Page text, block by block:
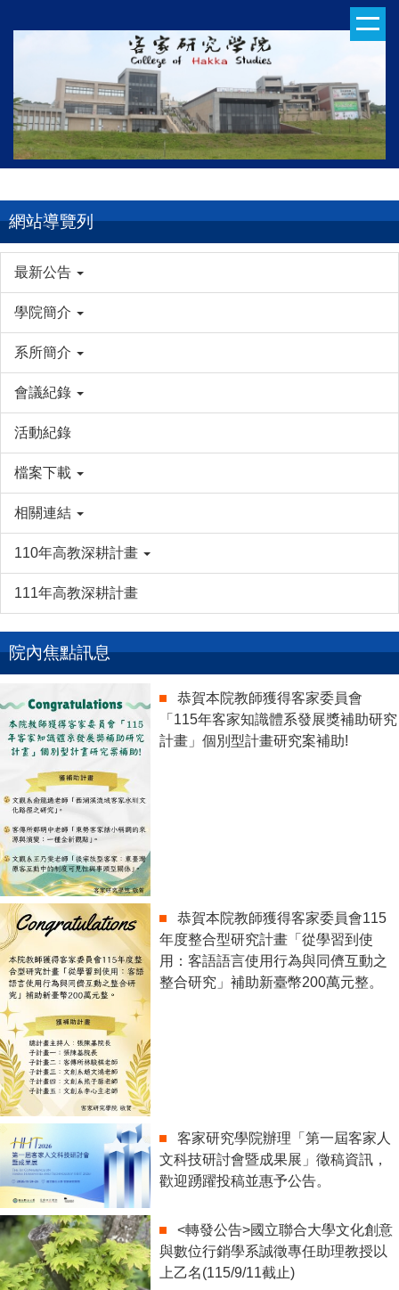
到
內
容
區
網站導覽列
最新公告
學院簡介
系所簡介
會議紀錄
活動紀錄
檔案下載
相關連結
110年高教深耕計畫
111年高教深耕計畫
院內焦點訊息
恭賀本院教師獲得客家委員會
「115年客家知識體系發展獎補助研究
計畫」個別型計畫研究案補助!
恭賀本院教師獲得客家委員會115
年度整合型研究計畫「從學習到使
用：客語語言使用行為與同儕互動之
整合研究」補助新臺幣200萬元整。
客家研究學院辦理「第一屆客家人
文科技研討會暨成果展」徵稿資訊，
歡迎踴躍投稿並惠予公告。
<轉發公告>國立聯合大學文化創意
與數位行銷學系誠徵專任助理教授以
上乙名(115/9/11截止)